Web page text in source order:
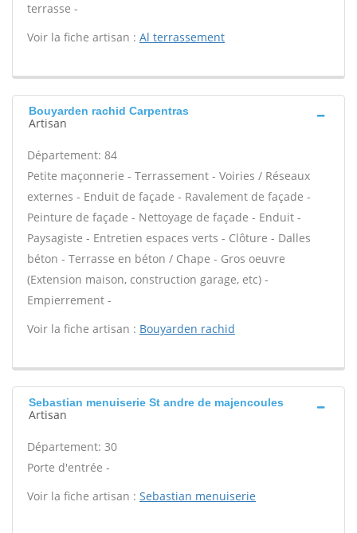
terrasse -
Voir la fiche artisan : Al terrassement
Bouyarden rachid Carpentras
Artisan
Département: 84
Petite maçonnerie - Terrassement - Voiries / Réseaux
externes - Enduit de façade - Ravalement de façade -
Peinture de façade - Nettoyage de façade - Enduit -
Paysagiste - Entretien espaces verts - Clôture - Dalles
béton - Terrasse en béton / Chape - Gros oeuvre
(Extension maison, construction garage, etc) -
Empierrement -
Voir la fiche artisan : Bouyarden rachid
Sebastian menuiserie St andre de majencoules
Artisan
Département: 30
Porte d'entrée -
Voir la fiche artisan : Sebastian menuiserie